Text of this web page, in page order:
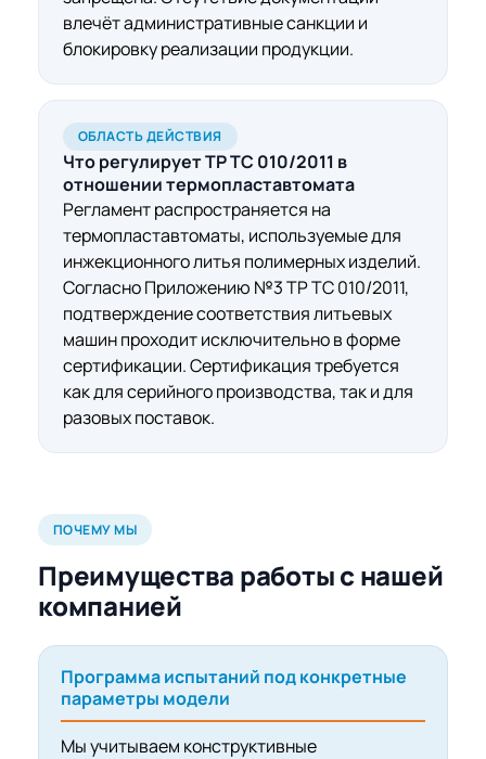
влечёт административные санкции и
блокировку реализации продукции.
ОБЛАСТЬ ДЕЙСТВИЯ
Что регулирует ТР ТС 010/2011 в
отношениитермопластавтомата
Регламент распространяется на
термопластавтоматы, используемые для
инжекционного литья полимерных изделий.
Согласно Приложению №3 ТР ТС 010/2011,
подтверждение соответствия литьевых
машин проходит исключительно в форме
сертификации. Сертификация требуется
как для серийного производства, так и для
разовых поставок.
ПОЧЕМУ МЫ
Преимущества работы с нашей
компанией
Программа испытаний под конкретные
параметры модели
Мы учитываем конструктивные